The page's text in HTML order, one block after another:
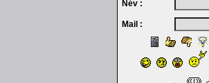
Név :
Mail :